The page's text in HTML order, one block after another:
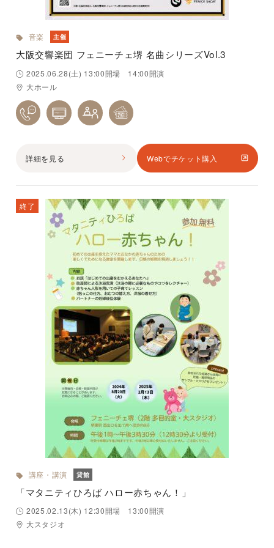
音楽 主催
大阪交響楽団 フェニーチェ堺 名曲シリーズVol.3
2025.06.28(土) 13:00開場 14:00開演
大ホール
詳細を見る Webでチケット購入
終了
講座・講演 貸館
「マタニティひろば ハロー赤ちゃん！」
2025.02.13(木) 12:30開場 13:00開演
大スタジオ